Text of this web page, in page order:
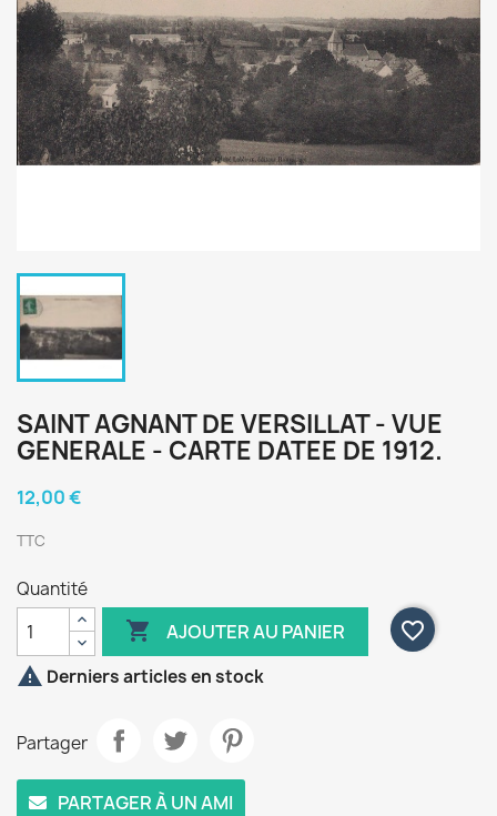
SAINT AGNANT DE VERSILLAT - VUE
GENERALE - CARTE DATEE DE 1912.
12,00 €
TTC
Quantité
 AJOUTER AU PANIER
favorite_border
 Derniers articles en stock
Partager
PARTAGER À UN AMI